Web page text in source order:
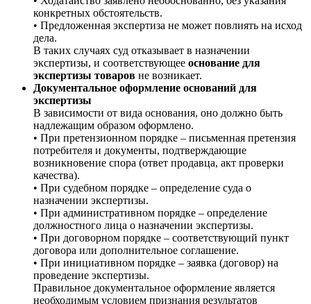
конкретных обстоятельств.
• Предложенная экспертиза не может повлиять на исход
дела.
В таких случаях суд отказывает в назначении
экспертизы, и соответствующее основание для
экспертизы товаров не возникает.
Документальное оформление оснований для
экспертизы
В зависимости от вида основания, оно должно быть
надлежащим образом оформлено.
• При претензионном порядке – письменная претензия
потребителя и документы, подтверждающие
возникновение спора (ответ продавца, акт проверки
качества).
• При судебном порядке – определение суда о
назначении экспертизы.
• При административном порядке – определение
должностного лица о назначении экспертизы.
• При договорном порядке – соответствующий пункт
договора или дополнительное соглашение.
• При инициативном порядке – заявка (договор) на
проведение экспертизы.
Правильное документальное оформление является
необходимым условием признания результатов